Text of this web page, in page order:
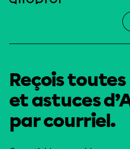
Reçois
et astuces
par courriel.